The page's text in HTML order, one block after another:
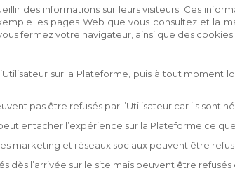
des informations sur leurs visiteurs. Ces
les pages Web que vous consultez et la
fermez votre navigateur, ainsi que des
sur la Plateforme, puis à tout moment
pas être refusés par l’Utilisateur car ils sont
entacher l’expérience sur la Plateforme ce
marketing et réseaux sociaux peuvent être
dès l’arrivée sur le site mais peuvent être